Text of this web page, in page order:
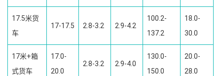
17.5米货
车
17-17.5 2.8-3.2 2.9-4.2
100.2-
137.2
18.0-
30.0
17米+箱
式货车
17.0-
20.0
2.8-3.2 2.9-4.0
130.0-
150.0
20.0-
28.0